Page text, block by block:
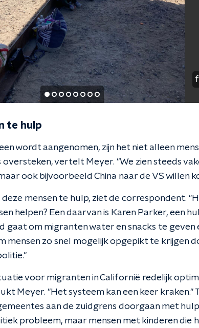
te hulp
wordt aangenomen, zijn het niet alleen
vertelt Meyer. "We zien steeds
ook bijvoorbeeld China naar de VS willen
mensen te hulp, ziet de correspondent.
helpen? Een daarvan is Karen Parker, een
gaat om migranten water en snacks te geven
mensen zo snel mogelijk opgepikt te krijgen
voor migranten in Californië redelijk
Meyer. "Het systeem kan een keer kraken."
aan de zuidgrens doorgaan met
probleem, maar mensen met kinderen die